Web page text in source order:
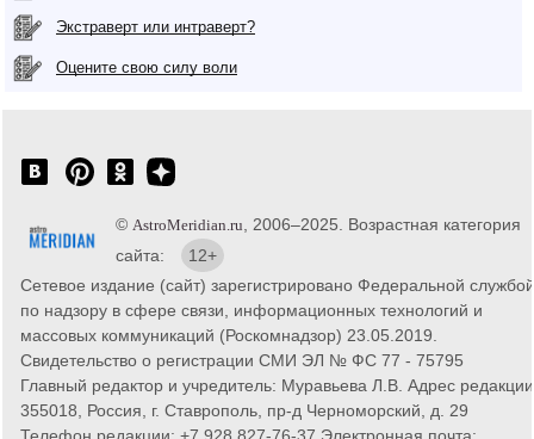
Экстраверт или интраверт?
Оцените свою силу воли
© AstroMeridian.ru , 2006–2025. Возрастная категория
сайта:
12+
Сетевое издание (сайт) зарегистрировано Федеральной службой
по надзору в сфере связи, информационных технологий и
массовых коммуникаций (Роскомнадзор) 23.05.2019.
Свидетельство о регистрации СМИ ЭЛ № ФС 77 - 75795
Главный редактор и учредитель: Муравьева Л.В. Адрес
355018, Россия, г. Ставрополь, пр-д Черноморский, д. 29
Телефон редакции: +7 928 827-76-37 Электронная почта: